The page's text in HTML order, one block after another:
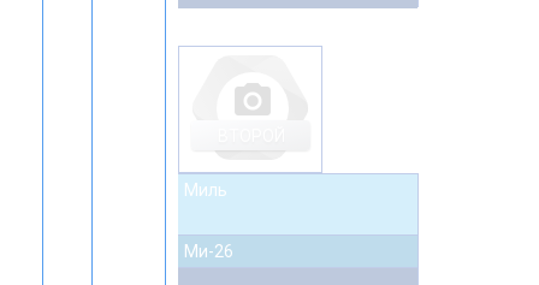
photo_camera
Миль
Ми-26